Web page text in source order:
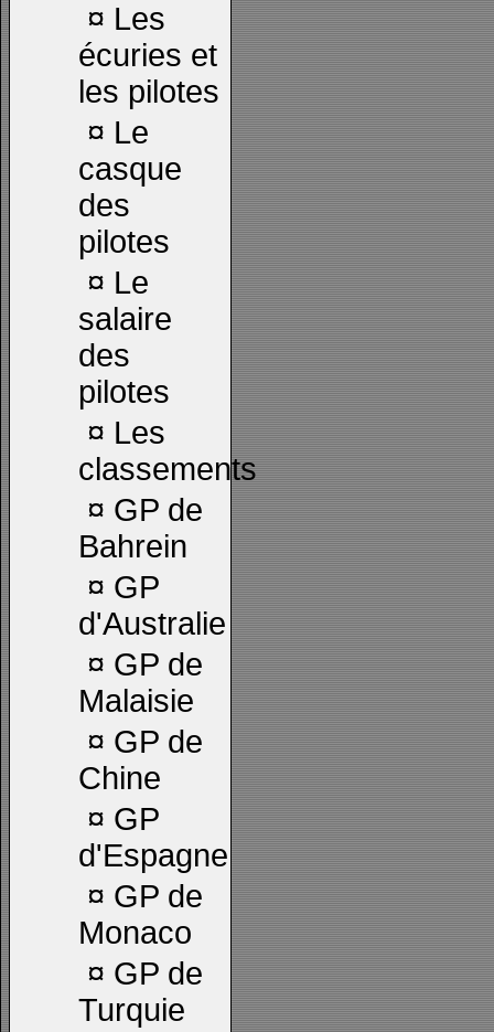
¤ Les
écuries et
les pilotes
¤ Le
casque
des
pilotes
¤ Le
salaire
des
pilotes
¤ Les
classements
¤ GP de
Bahrein
¤ GP
d'Australie
¤ GP de
Malaisie
¤ GP de
Chine
¤ GP
d'Espagne
¤ GP de
Monaco
¤ GP de
Turquie